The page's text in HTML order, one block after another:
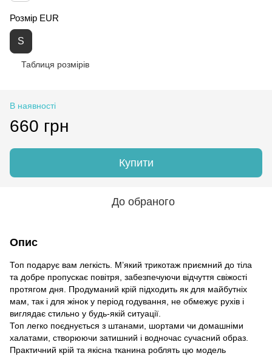
Розмір EUR
S
Таблиця розмірів
В наявності
660 грн
Купити
До обраного
Опис
Топ подарує вам легкість. М’який трикотаж приємний до тіла
та добре пропускає повітря, забезпечуючи відчуття свіжості
протягом дня. Продуманий крій підходить як для майбутніх
мам, так і для жінок у період годування, не обмежує рухів і
виглядає стильно у будь-якій ситуації.
Топ легко поєднується з штанами, шортами чи домашніми
халатами, створюючи затишний і водночас сучасний образ.
Практичний крій та якісна тканина роблять цю модель